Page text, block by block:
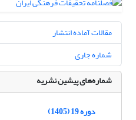
مقالات آماده انتشار
شماره جاری
شماره‌های پیشین نشریه
دوره 19 (1405)